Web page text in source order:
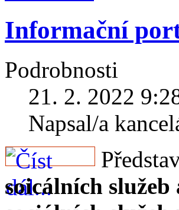
Informační
Podrobnosti
21. 2. 2022
Napsal/a
soicálních